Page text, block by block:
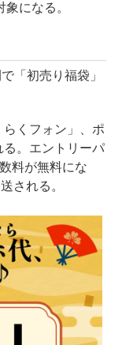
になる。
「初売り福袋」
くフォン」、ポ
。エントリーパ
料が無料にな
される。